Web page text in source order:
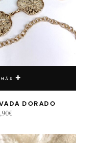
DORADO
€
Este producto tiene múltiples variantes. Las opciones se pueden elegir en la página de producto